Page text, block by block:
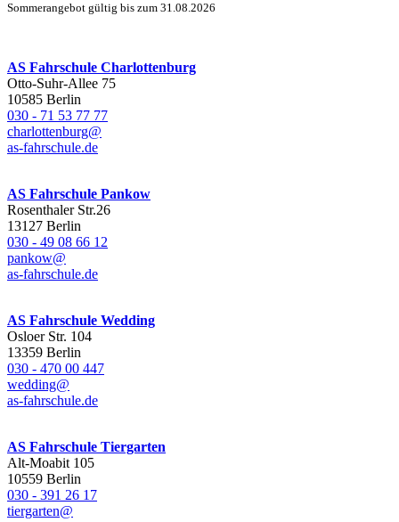
Sommerangebot gültig bis zum 31.08.2026
AS Fahrschule Charlottenburg
Otto-Suhr-Allee 75
10585 Berlin
030 - 71 53 77 77
charlottenburg@
as-fahrschule.de
AS Fahrschule Pankow
Rosenthaler Str.26
13127 Berlin
030 - 49 08 66 12
pankow@
as-fahrschule.de
AS Fahrschule Wedding
Osloer Str. 104
13359 Berlin
030 - 470 00 447
wedding@
as-fahrschule.de
AS Fahrschule Tiergarten
Alt-Moabit 105
10559 Berlin
030 - 391 26 17
tiergarten@